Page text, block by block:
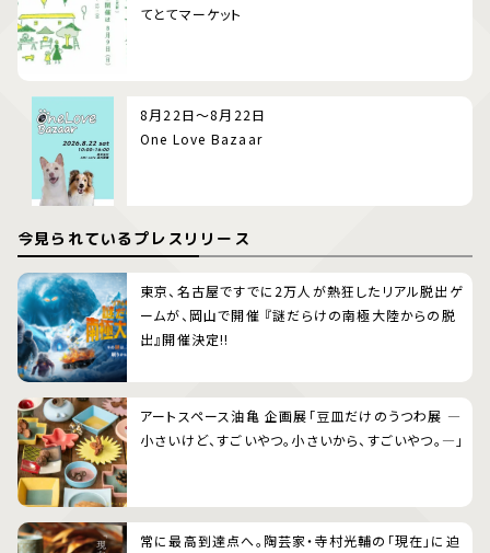
てとてマーケット
8月22日～8月22日
One Love Bazaar
今見られているプレスリリース
東京、名古屋ですでに2万人が熱狂したリアル脱出ゲ
ームが、岡山で開催 『謎だらけの南極大陸からの脱
出』開催決定!!
アートスペース油亀 企画展「豆皿だけのうつわ展 ―
小さいけど、すごいやつ。小さいから、すごいやつ。―」
常に最高到達点へ。陶芸家・寺村光輔の「現在」に迫